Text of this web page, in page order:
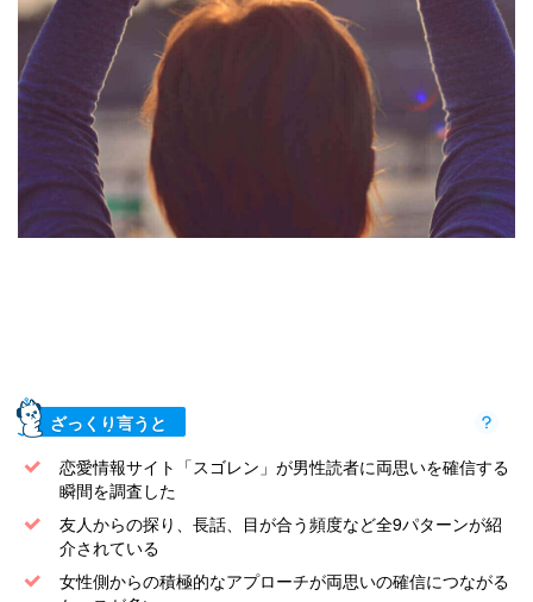
ざっくり言うと
恋愛情報サイト「スゴレン」が男性読者に両思いを確信する
瞬間を調査した
友人からの探り、長話、目が合う頻度など全9パターンが紹
介されている
女性側からの積極的なアプローチが両思いの確信につながる